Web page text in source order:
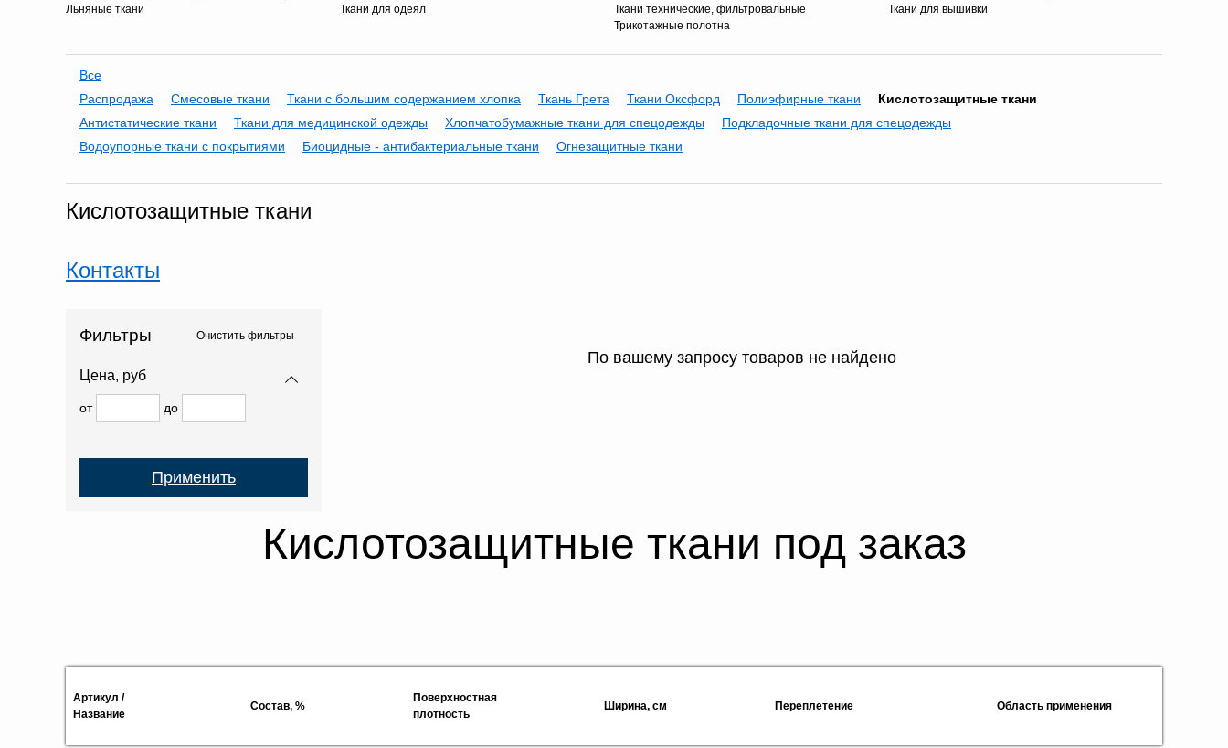
Льняные ткани
Ткани для одеял
Ткани технические, фильтровальные
Трикотажные полотна
Ткани для вышивки
Все
Распродажа
Смесовые ткани Ткани с большим содержанием хлопка Ткань Грета Ткани Оксфорд Полиэфирные ткани
Кислотозащитные ткани
Антистатические ткани
Ткани для медицинской одежды Хлопчатобумажные ткани для спецодежды
Подкладочные ткани для спецодежды
Водоупорные ткани с покрытиями
Биоцидные - антибактериальные ткани Огнезащитные ткани
Кислотозащитные ткани
Контакты
Фильтры Очистить фильтры
Цена, руб
от до
По вашему запросу товаров не найдено
Кислотозащитные ткани под заказ
Артикул /
Название
Состав, %
Поверхностная
плотность
Ширина, см Переплетение Область применения